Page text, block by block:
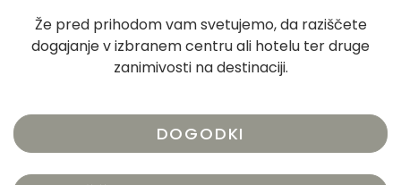
Že pred prihodom vam svetujemo, da raziščete
dogajanje v izbranem centru ali hotelu ter druge
zanimivosti na destinaciji.
DOGODKI